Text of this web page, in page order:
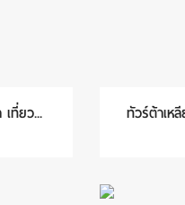
ที่ยว... ทัวร์ต้าเห